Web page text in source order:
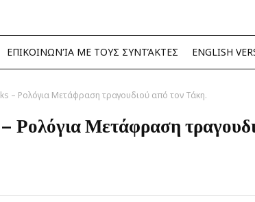
ΕΠΙΚΟΙΝΩΝΊΑ ΜΕ ΤΟΥΣ ΣΥΝΤΆΚΤΕΣ ENGLISH
– Ρολόγια Μετάφραση τραγουδιού από τον Τάκη.
Μετάφραση